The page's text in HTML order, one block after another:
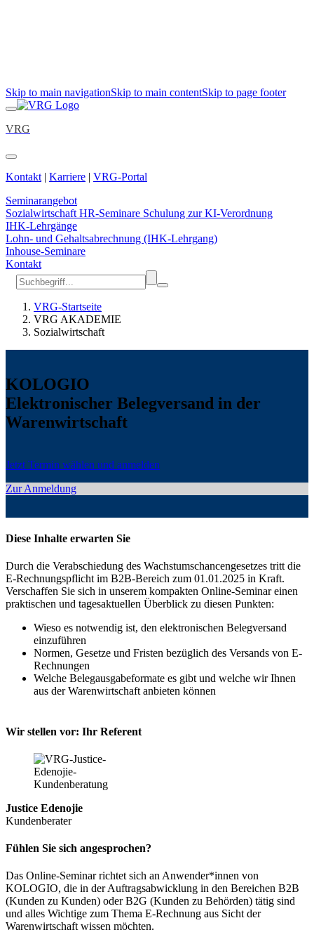
Skip to main navigationSkip to main contentSkip to page footer
VRG
Kontakt | Karriere | VRG-Portal
Seminarangebot
Sozialwirtschaft HR-Seminare Schulung zur KI-Verordnung
IHK-Lehrgänge
Lohn- und Gehaltsabrechnung (IHK-Lehrgang)
Inhouse-Seminare
Kontakt
VRG-Startseite
VRG AKADEMIE
Sozialwirtschaft
KOLOGIO
Elektronischer Belegversand in der
Warenwirtschaft
Jetzt Termin wählen und anmelden
Zur Anmeldung
Diese Inhalte erwarten Sie
Durch die Verabschiedung des Wachstumschancengesetzes tritt die
E-Rechnungspflicht im B2B-Bereich zum 01.01.2025 in Kraft.
Verschaffen Sie sich in unserem kompakten Online-Seminar einen
praktischen und tagesaktuellen Überblick zu diesen Punkten:
Wieso es notwendig ist, den elektronischen Belegversand
einzuführen
Normen, Gesetze und Fristen bezüglich des Versands von E-
Rechnungen
Welche Belegausgabeformate es gibt und welche wir Ihnen
aus der Warenwirtschaft anbieten können
Wir stellen vor: Ihr Referent
Justice Edenojie
Kundenberater
Fühlen Sie sich angesprochen?
Das Online-Seminar richtet sich an Anwender*innen von
KOLOGIO, die in der Auftragsabwicklung in den Bereichen B2B
(Kunden zu Kunden) oder B2G (Kunden zu Behörden) tätig sind
und alles Wichtige zum Thema E-Rechnung aus Sicht der
Warenwirtschaft wissen möchten.